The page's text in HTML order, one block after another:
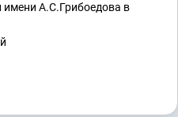
имени А.С.Грибоедова в